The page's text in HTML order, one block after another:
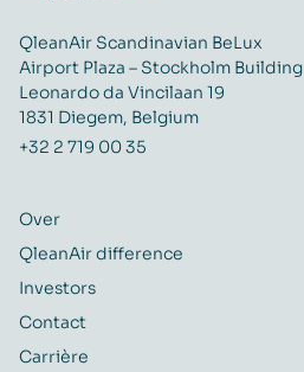
QleanAir Scandinavian BeLux
Airport Plaza – Stockholm Building
Leonardo da Vincilaan 19
1831 Diegem, Belgium
+32 2 719 00 35
Over
QleanAir difference
Investors
Contact
Carrière